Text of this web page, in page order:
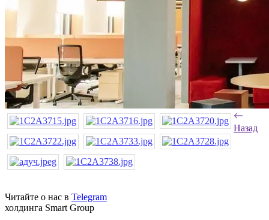
Назад
Читайте о нас в Telegram
холдинга Smart Group